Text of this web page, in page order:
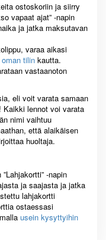
ostoskoriin ja siirry
vapaat ajat” -napin
ja jatka maksutavan
varaa aikasi
oman tilin kautta.
vastaanoton
eli voit varata samaan
Kaikki lennot voi varata
nimi vaihtuu
että alaikäisen
huoltaja.
-napin
ja saajasta ja jatka
lahjakortti
ostaessasi
usein kysyttyihin